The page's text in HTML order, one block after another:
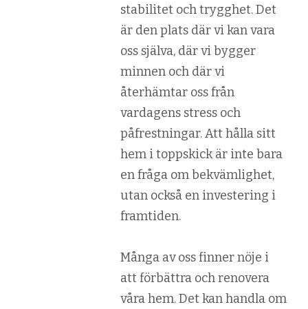
stabilitet och trygghet. Det
är den plats där vi kan vara
oss själva, där vi bygger
minnen och där vi
återhämtar oss från
vardagens stress och
påfrestningar. Att hålla sitt
hem i toppskick är inte bara
en fråga om bekvämlighet,
utan också en investering i
framtiden.
Många av oss finner nöje i
att förbättra och renovera
våra hem. Det kan handla om